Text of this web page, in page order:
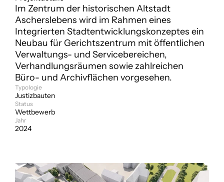
Im Zentrum der historischen Altstadt
Ascherslebens wird im Rahmen eines
Integrierten Stadtentwicklungskonzeptes ein
Neubau für Gerichtszentrum mit öffentlichen
Verwaltungs- und Servicebereichen,
Verhandlungsräumen sowie zahlreichen
Büro- und Archivflächen vorgesehen.
Typologie
Justizbauten
Status
Wettbewerb
Jahr
2024